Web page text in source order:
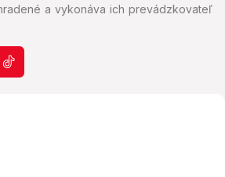
a vykonáva ich prevádzkovateľ